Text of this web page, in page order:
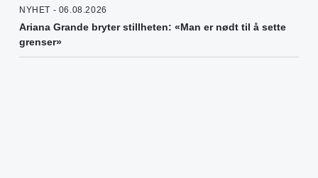
NYHET - 06.08.2026
Ariana Grande bryter stillheten: «Man er nødt til å sette
grenser»